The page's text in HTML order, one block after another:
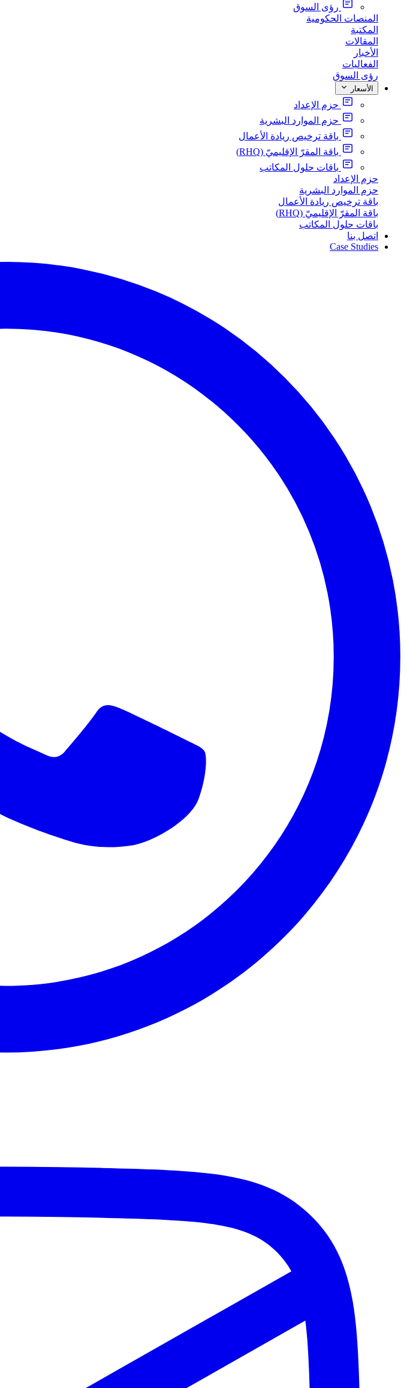
رؤى السوق
المنصات الحكومية
المكتبة
المقالات
الأخبار
الفعاليات
رؤى السوق
الأسعار
حزم الإعداد
حزم الموارد البشرية
باقة ترخيص ريادة الأعمال
باقة المقرّ الإقليميّ (RHQ)
باقات حلول المكاتب
حزم الإعداد
حزم الموارد البشرية
باقة ترخيص ريادة الأعمال
باقة المقرّ الإقليميّ (RHQ)
باقات حلول المكاتب
اتصل بنا
Case Studies